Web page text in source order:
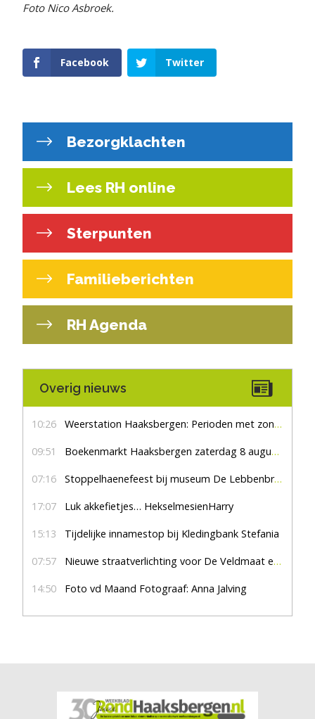
Foto Nico Asbroek.
Facebook Twitter
Bezorgklachten
Lees RH online
Sterpunten
Familieberichten
RH Agenda
Overig nieuws
10:26 Weerstation Haaksbergen: Perioden met zon en droog
09:51 Boekenmarkt Haaksbergen zaterdag 8 augustus, marktplein Haaksbergen
07:16 Stoppelhaenefeest bij museum De Lebbenbrugge
17:07 Luk akkefietjes… HekselmesienHarry
15:13 Tijdelijke innamestop bij Kledingbank Stefania
07:57 Nieuwe straatverlichting voor De Veldmaat en De Pas
14:50 Foto vd Maand Fotograaf: Anna Jalving